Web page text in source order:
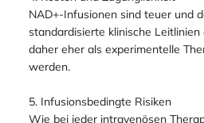
Stoffwechselwege haben. Dies
Menschen mit
bestimmten Krebserkrankungen
NAD+-Infusionen sind teuer und
standardisierte klinische Leitlinien